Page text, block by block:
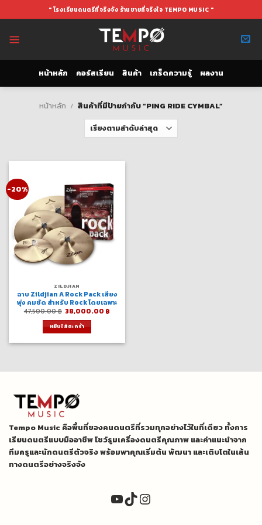
to
" โรงเรียนดนตรีที่จริงจัง ร้านขายที่จริงใจ TEMPO MUSIC "
หน้าหลัก คอร์สเรียน สินค้า เกร็ดความรู้ ผลงาน
หน้าหลัก / สินค้าที่มีป้ายกำกับ “PING RIDE CYMBAL”
-20%
ZILDJIAN
ฉาบ Zildjian A Rock Pack เสียง
พุ่ง คมชัด สำหรับ Rock โดยเฉพาะ
47,500.00฿ Original
price
was:
47,500.00 ฿.
38,000.00 ฿
หยิบใส่ตะกร้า
Tempo Music คือพื้นที่ของคนดนตรีที่รวมทุกอย่างไว้ในที่เดียว ทั้งการ
เรียนดนตรีแบบมืออาชีพ โชว์รูมเครื่องดนตรีคุณภาพ และคำแนะนำจาก
ทีมครูและนักดนตรีตัวจริง พร้อมพาคุณเริ่มต้น พัฒนา และเติบโตในเส้น
ทางดนตรีอย่างจริงจัง
YouTube
TikTok
Instagram